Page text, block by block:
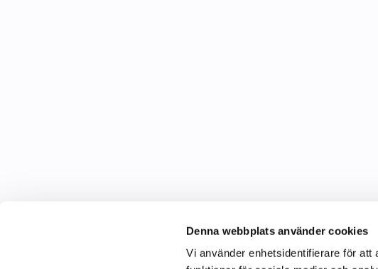
Denna webbplats använder cookies
Vi använder enhetsidentifierare för att
C&C